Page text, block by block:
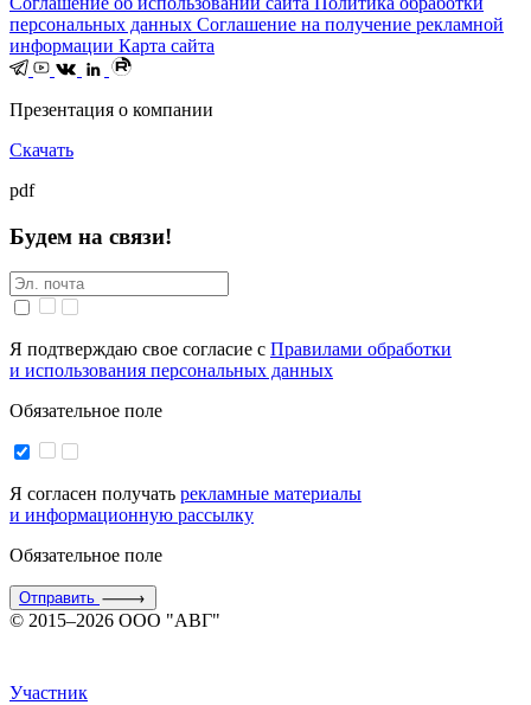
персональных данных Соглашение на получение рекламной
информации Карта сайта
Презентация о компании
Скачать
pdf
Будем на связи!
Я подтверждаю свое согласие с Правилами обработки
и использования персональных данных
Обязательное поле
Я согласен получать рекламные материалы
и информационную рассылку
Обязательное поле
Отправить
© 2015–2026 ООО "АВГ"
Участник